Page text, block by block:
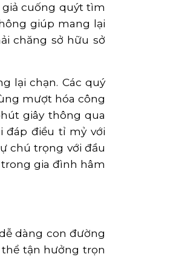
cuống quýt tìm
giúp mang lại
chăng sở hữu sở
lại chạn. Các quý
mượt hóa công
giây thông qua
đáp điều tỉ mỷ với
chú trọng với đầu
gia đình hâm
dàng con đường
tận hưởng trọn